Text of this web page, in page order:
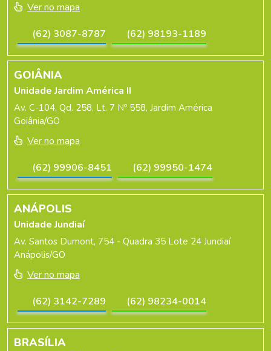
Ver no mapa
(62) 3087-8787
(62) 98193-1189
GOIÂNIA
Unidade Jardim América II
Av. C-104, Qd. 258, Lt. 7 Nº 558, Jardim América
Goiânia/GO
Ver no mapa
(62) 99906-8451
(62) 99950-1474
ANÁPOLIS
Unidade Jundiaí
Av. Santos Dumont, 754 - Quadra 35 Lote 24 Jundiaí
Anápolis/GO
Ver no mapa
(62) 3142-7289
(62) 98234-0014
BRASÍLIA